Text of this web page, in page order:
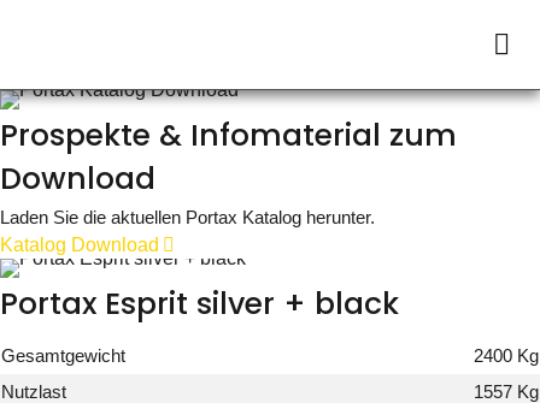
Prospekte & Infomaterial zum
Download
Laden Sie die aktuellen Portax Katalog herunter.
Katalog Download
Portax Esprit silver + black
Gesamtgewicht
2400 Kg
Nutzlast
1557 Kg